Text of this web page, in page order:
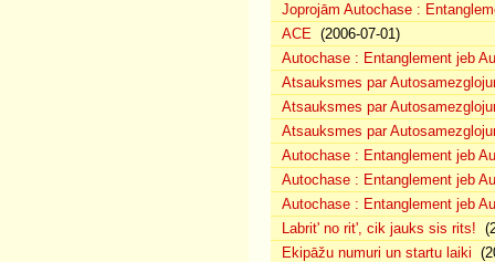
Joprojām Autochase :
ACE (2006-07-01)
Autochase : Entanglement jeb
Atsauksmes par
Atsauksmes par
Atsauksmes par
Autochase : Entanglement jeb
Autochase : Entanglement jeb
Autochase : Entanglement jeb
Labrit' no rit', cik jauks sis rits!
Ekipāžu numuri un startu laiki